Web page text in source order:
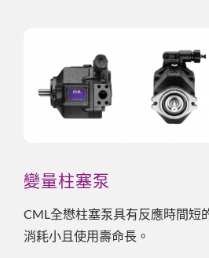
變量柱塞泵
CML全懋柱塞泵具有反應時間短
消耗小且使用壽命長。